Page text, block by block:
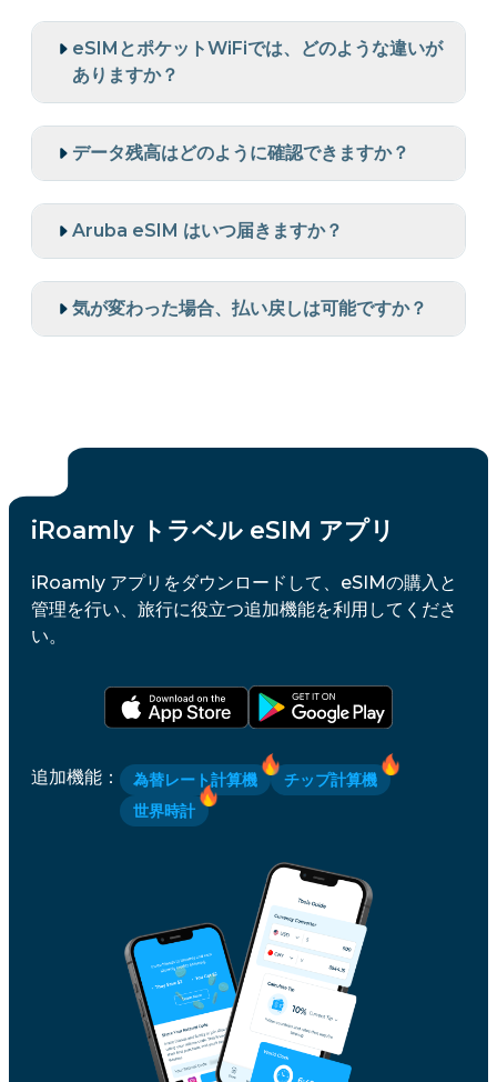
eSIMとポケットWiFiでは、どのような違いが
ありますか？
データ残高はどのように確認できますか？
Aruba eSIM はいつ届きますか？
気が変わった場合、払い戻しは可能ですか？
iRoamly トラベル eSIM アプリ
iRoamly アプリをダウンロードして、eSIMの購入と
管理を行い、旅行に役立つ追加機能を利用してくださ
い。
追加機能 ： 為替レート計算機
チップ計算機
世界時計